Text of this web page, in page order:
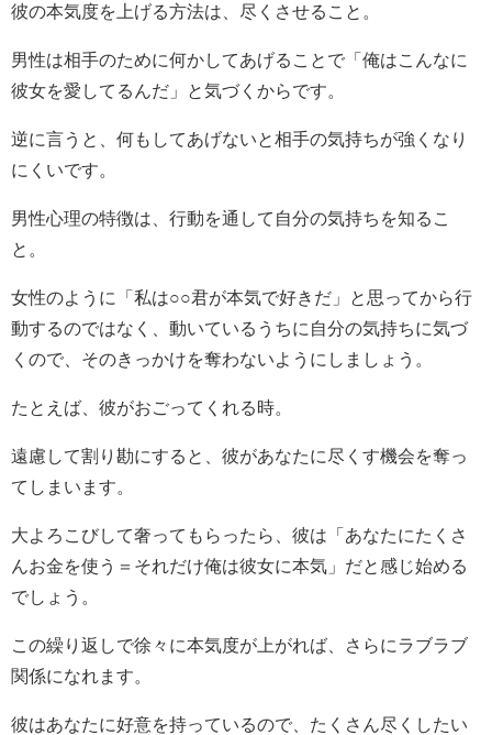
彼の本気度を上げる方法は、尽くさせること。
男性は相手のために何かしてあげることで「俺はこんなに
彼女を愛してるんだ」と気づくからです。
逆に言うと、何もしてあげないと相手の気持ちが強くなり
にくいです。
男性心理の特徴は、行動を通して自分の気持ちを知るこ
と。
女性のように「私は○○君が本気で好きだ」と思ってから行
動するのではなく、動いているうちに自分の気持ちに気づ
くので、そのきっかけを奪わないようにしましょう。
たとえば、彼がおごってくれる時。
遠慮して割り勘にすると、彼があなたに尽くす機会を奪っ
てしまいます。
大よろこびして奢ってもらったら、彼は「あなたにたくさ
んお金を使う＝それだけ俺は彼女に本気」だと感じ始める
でしょう。
この繰り返しで徐々に本気度が上がれば、さらにラブラブ
関係になれます。
彼はあなたに好意を持っているので、たくさん尽くしたい